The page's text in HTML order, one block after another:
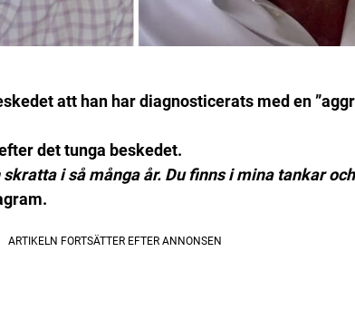
att han har diagnosticerats med en
det tunga beskedet.
i så många år. Du finns i mina tankar